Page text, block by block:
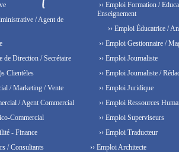
/ Agent de
de Direction / Secrétaire
Clientèles
/ Marketing / Vente
/ Agent Commercial
Commercial
- Finance
/ Consultants
›› Emploi Formation /
Enseignement
›› Emploi Éducatrice /
›› Emploi Gestionnaire /
›› Emploi Journaliste
›› Emploi Journaliste /
›› Emploi Juridique
›› Emploi Ressources
›› Emploi Superviseurs
›› Emploi Traducteur
›› Emploi Architecte